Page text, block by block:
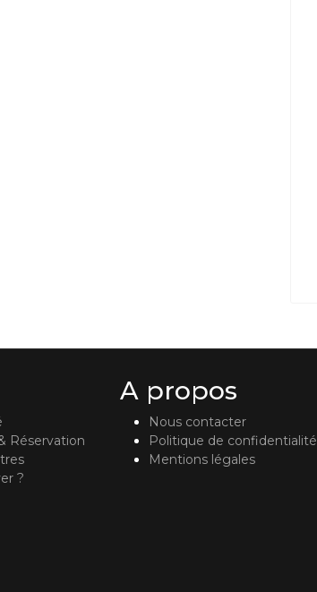
Réservation
?
A propos
Nous contacter
Politique de confidentialité
Mentions légales